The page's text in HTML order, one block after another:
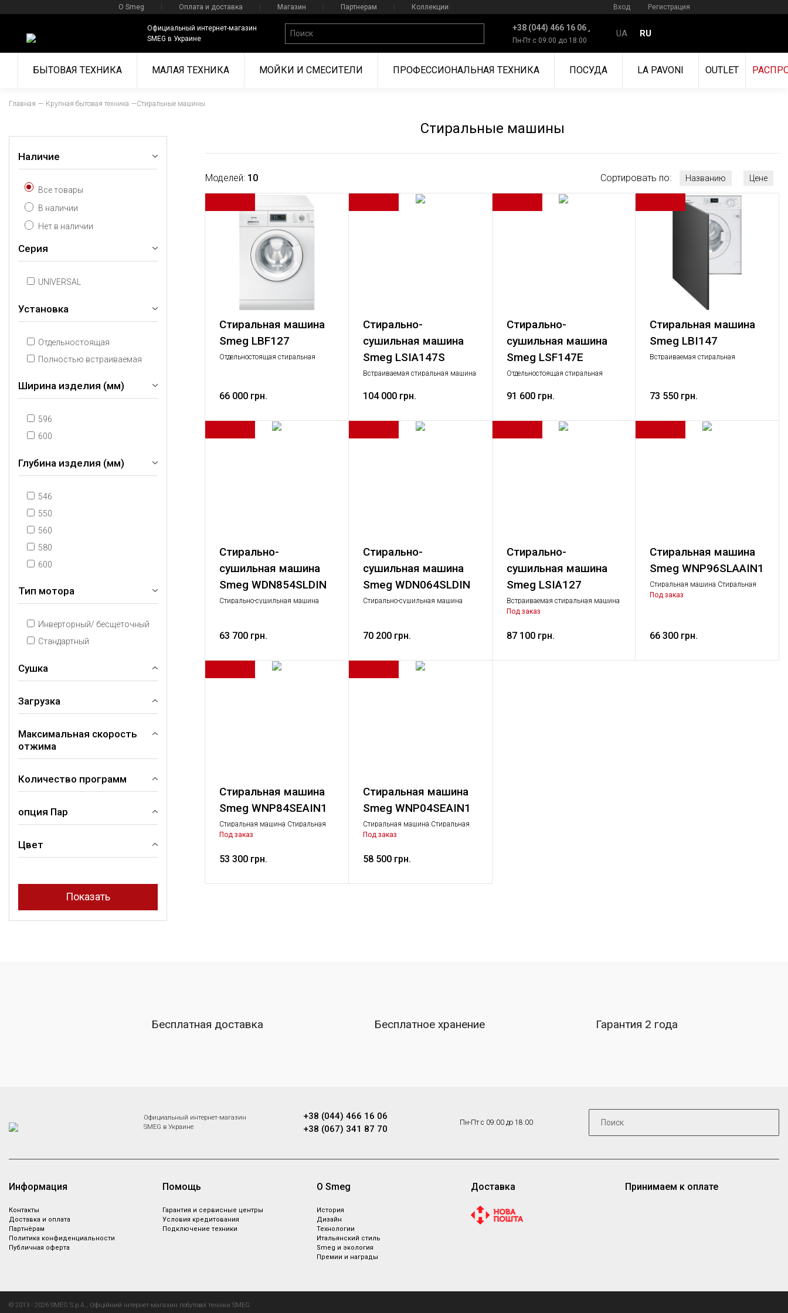
О Smeg Оплата и доставка Магазин Партнерам Коллекции Вход Регистрация
Официальный интернет-магазин
SMEG в Украине
+38 (044) 466 16 06
Пн-Пт с 09:00 до 18:00
UA RU
БЫТОВАЯ ТЕХНИКА МАЛАЯ ТЕХНИКА МОЙКИ И СМЕСИТЕЛИ ПРОФЕССИОНАЛЬНАЯ ТЕХНИКА ПОСУДА LA PAVONI OUTLET
Главная Крупная бытовая техника Стиральные машины
Наличие
Все товары
В наличии
Нет в наличии
Серия
UNIVERSAL
Установка
Отдельностоящая
Полностью встраиваемая
Ширина изделия (мм)
596
600
Глубина изделия (мм)
546
550
560
580
600
Тип мотора
Инверторный/ бесщеточный
Стандартный
Сушка
Да
Загрузка
7
8
10
Максимальная скорость
отжима
1200
Количество программ
14
опция Пар
Да, выбор на дисплее
Цвет
Стиральные машины
Моделей: 10 Сортировать по: Названию Цене
Стиральная машина
Smeg LBF127
Отдельностоящая стиральная
66 000 грн.
Стирально-
сушильная машина
Smeg LSIA147S
Встраиваемая стиральная машина
белый. Загрузка 7/4 кг, отжим до
104 000 грн.
Стирально-
сушильная машина
Smeg LSF147E
Отдельностоящая стиральная
цвет белый. Загрузка 7/4 кг,
91 600 грн.
Стиральная машина
Smeg LBI147
Встраиваемая стиральная
73 550 грн.
Стирально-
сушильная машина
Smeg WDN854SLDIN
Стирально-сушильная машина
63 700 грн.
Стирально-
сушильная машина
Smeg WDN064SLDIN
Стирально-сушильная машина
70 200 грн.
Стирально-
сушильная машина
Smeg LSIA127
Встраиваемая стиральная машина
с сушкой, 60 см, класс CA, цвет
1200 об./мин.
Под заказ
87 100 грн.
Стиральная машина
Smeg WNP96SLAAIN1
Стиральная машина Стиральная
машина, Крупная бытовая техника
Под заказ
66 300 грн.
Стиральная машина
Smeg WNP84SEAIN1
Стиральная машина Стиральная
машина, Крупная бытовая техника
Под заказ
53 300 грн.
Стиральная машина
Smeg WNP04SEAIN1
Стиральная машина Стиральная
машина, Крупная бытовая техника
Под заказ
58 500 грн.
Бесплатная доставка Бесплатное хранение Гарантия 2 года
Официальный интернет-магазин
SMEG в Украине
+38 (044) 466 16 06
+38 (067) 341 87 70
Пн-Пт с 09:00 до 18:00
Информация
Контакты
Доставка и оплата
Партнёрам
Политика конфиденциальности
Публичная оферта
Помощь
Гарантия и сервисные центры
Условия кредитования
Подключение техники
О Smeg
История
Дизайн
Технологии
Итальянский стиль
Smeg и экология
Премии и награды
Доставка Принимаем к оплате
© 2013 - 2026 SMEG S.p.A., Офіційний інтернет-магазин побутової техніки SMEG